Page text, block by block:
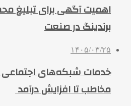
اهمیت آگهی برای تبلیغ
برندینگ در صنعت
۱۴۰۵/۰۳/۲۵
مخاطب تا افزایش درآمد